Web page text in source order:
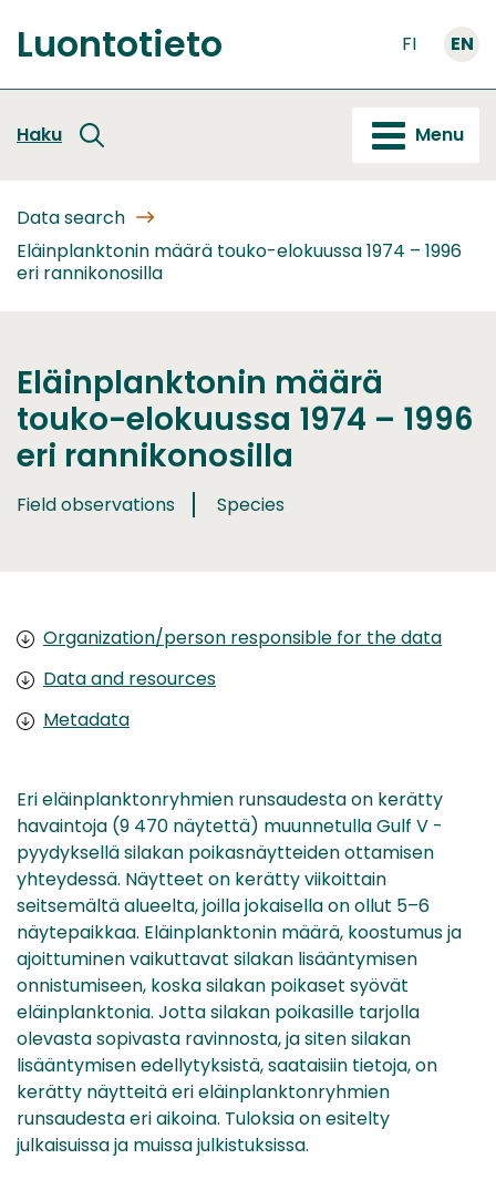
to
content
Front
Luontotieto FI EN
Haku Menu
Data search
Eläinplanktonin määrä touko-elokuussa 1974 – 1996
eri rannikonosilla
Eläinplanktonin määrä
touko-elokuussa 1974 – 1996
eri rannikonosilla
Field observations Species
Organization/person responsible for the data
Data and resources
Metadata
Eri eläinplanktonryhmien runsaudesta on kerätty
havaintoja (9 470 näytettä) muunnetulla Gulf V -
pyydyksellä silakan poikasnäytteiden ottamisen
yhteydessä. Näytteet on kerätty viikoittain
seitsemältä alueelta, joilla jokaisella on ollut 5–6
näytepaikkaa. Eläinplanktonin määrä, koostumus ja
ajoittuminen vaikuttavat silakan lisääntymisen
onnistumiseen, koska silakan poikaset syövät
eläinplanktonia. Jotta silakan poikasille tarjolla
olevasta sopivasta ravinnosta, ja siten silakan
lisääntymisen edellytyksistä, saataisiin tietoja, on
kerätty näytteitä eri eläinplanktonryhmien
runsaudesta eri aikoina. Tuloksia on esitelty
julkaisuissa ja muissa julkistuksissa.